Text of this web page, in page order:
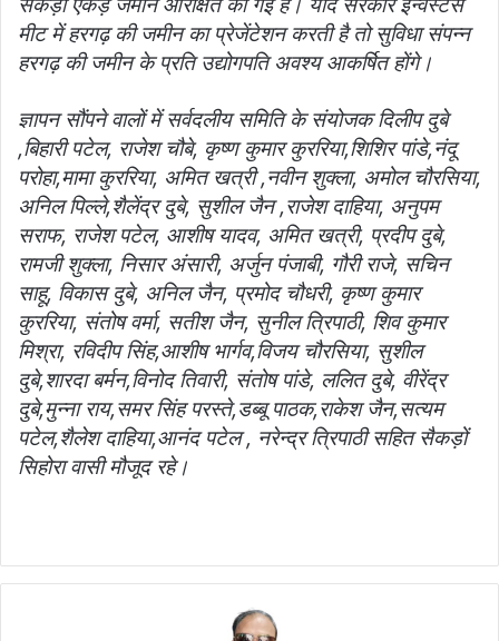
सैकड़ो एकड़ जमीन आरक्षित की गई है। यदि सरकार इन्वेस्टर्स
मीट में हरगढ़ की जमीन का प्रेजेंटेशन करती है तो सुविधा संपन्न
हरगढ़ की जमीन के प्रति उद्योगपति अवश्य आकर्षित होंगे।
ज्ञापन सौंपने वालों में सर्वदलीय समिति के संयोजक दिलीप दुबे
,बिहारी पटेल, राजेश चौबे, कृष्ण कुमार कुररिया,शिशिर पांडे,नंदू
परोहा,मामा कुररिया, अमित खत्री ,नवीन शुक्ला, अमोल चौरसिया,
अनिल पिल्ले,शैलेंद्र दुबे, सुशील जैन ,राजेश दाहिया, अनुपम
सराफ, राजेश पटेल, आशीष यादव, अमित खत्री, प्रदीप दुबे,
रामजी शुक्ला, निसार अंसारी, अर्जुन पंजाबी, गौरी राजे, सचिन
साहू, विकास दुबे, अनिल जैन, प्रमोद चौधरी, कृष्ण कुमार
कुररिया, संतोष वर्मा, सतीश जैन, सुनील त्रिपाठी, शिव कुमार
मिश्रा, रविदीप सिंह,आशीष भार्गव,विजय चौरसिया, सुशील
दुबे,शारदा बर्मन,विनोद तिवारी, संतोष पांडे, ललित दुबे, वीरेंद्र
दुबे,मुन्ना राय,समर सिंह परस्ते,डब्बू पाठक,राकेश जैन,सत्यम
पटेल,शैलेश दाहिया,आनंद पटेल , नरेन्द्र त्रिपाठी सहित सैकड़ों
सिहोरा वासी मौजूद रहे।